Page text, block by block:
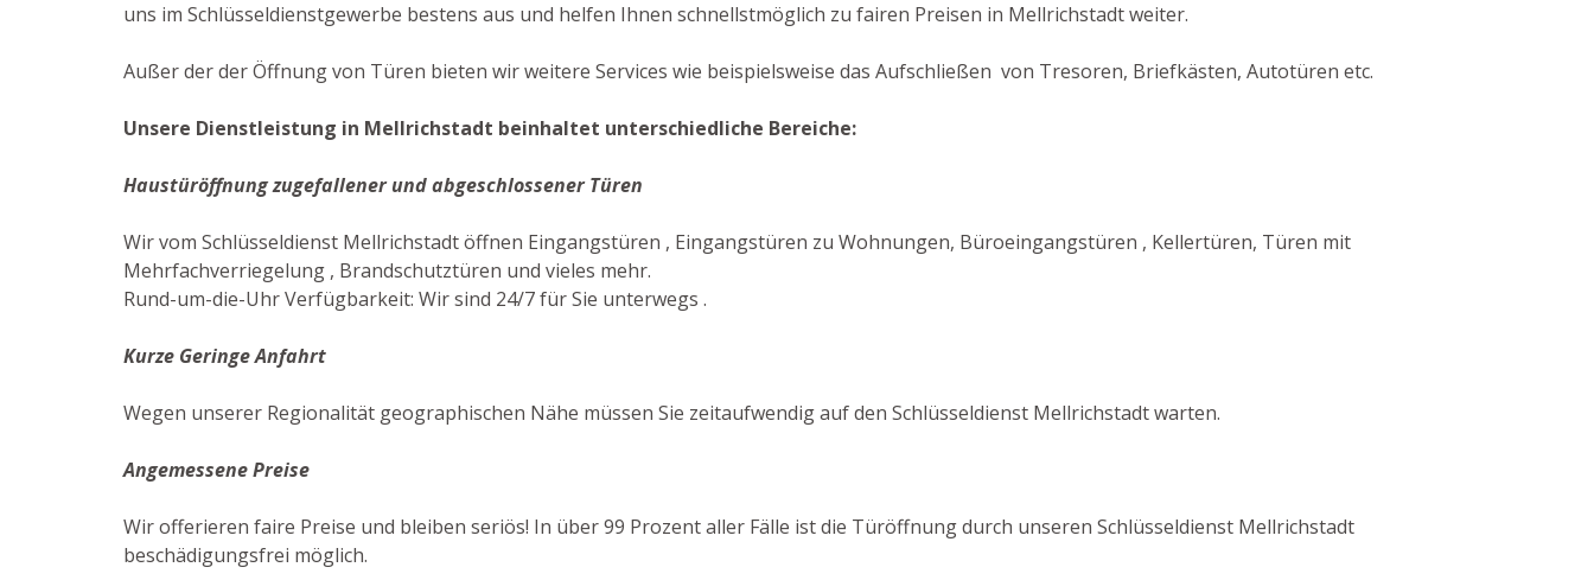
uns im Schlüsseldienstgewerbe bestens aus und helfen Ihnen schnellstmöglich zu fairen Preisen in Mellrichstadt weiter.
Außer der der Öffnung von Türen bieten wir weitere Services wie beispielsweise das Aufschließen von Tresoren, Briefkästen, Autotüren etc.
Unsere Dienstleistung in Mellrichstadt beinhaltet unterschiedliche Bereiche:
Haustüröffnung zugefallener und abgeschlossener Türen
Wir vom Schlüsseldienst Mellrichstadt öffnen Eingangstüren , Eingangstüren zu Wohnungen, Büroeingangstüren , Kellertüren, Türen mit
Mehrfachverriegelung , Brandschutztüren und vieles mehr.
Rund-um-die-Uhr Verfügbarkeit: Wir sind 24/7 für Sie unterwegs .
Kurze Geringe Anfahrt
Wegen unserer Regionalität geographischen Nähe müssen Sie zeitaufwendig auf den Schlüsseldienst Mellrichstadt warten.
Angemessene Preise
Wir offerieren faire Preise und bleiben seriös! In über 99 Prozent aller Fälle ist die Türöffnung durch unseren Schlüsseldienst Mellrichstadt
beschädigungsfrei möglich.